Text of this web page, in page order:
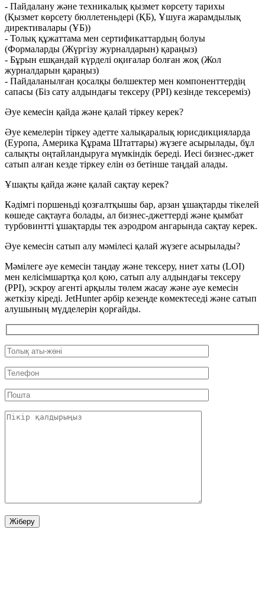
- Пайдалану және техникалық қызмет көрсету тарихы
(Қызмет көрсету бюллетеньдері (ҚБ), Ұшуға жарамдылық
директивалары (ҰБ))
- Толық құжаттама мен сертификаттардың болуы
(Формаларды (Жүргізу журналдарын) қараңыз)
- Бұрын ешқандай күрделі оқиғалар болған жоқ (Жол
журналдарын қараңыз)
- Пайдаланылған қосалқы бөлшектер мен компоненттердің
сапасы (Біз сату алдындағы тексеру (PPI) кезінде тексереміз)
Әуе кемесін қайда және қалай тіркеу керек?
Әуе кемелерін тіркеу әдетте халықаралық юрисдикцияларда
(Еуропа, Америка Құрама Штаттары) жүзеге асырылады, бұл
салықты оңтайландыруға мүмкіндік береді. Иесі бизнес-джет
сатып алған кезде тіркеу елін өз бетінше таңдай алады.
Ұшақты қайда және қалай сақтау керек?
Кәдімгі поршеньді қозғалтқышы бар, арзан ұшақтарды тікелей
көшеде сақтауға болады, ал бизнес-джеттерді және қымбат
турбовинтті ұшақтарды тек аэродром ангарында сақтау керек.
Әуе кемесін сатып алу мәмілесі қалай жүзеге асырылады?
Мәмілеге әуе кемесін таңдау және тексеру, ниет хаты (LOI)
мен келісімшартқа қол қою, сатып алу алдындағы тексеру
(PPI), эскроу агенті арқылы төлем жасау және әуе кемесін
жеткізу кіреді. JetHunter әрбір кезеңде көмектеседі және сатып
алушының мүдделерін қорғайды.